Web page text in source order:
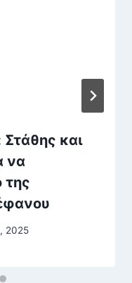
Στάθης και
να
της
2025